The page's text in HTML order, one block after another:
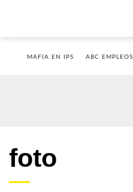
MAFIA EN IPS ABC EMPLEOS
foto